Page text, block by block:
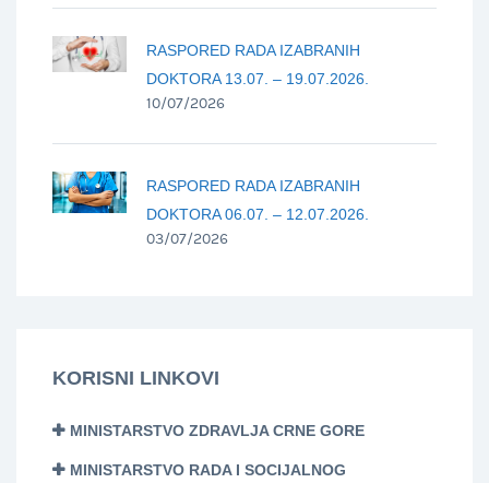
RASPORED RADA IZABRANIH
DOKTORA 13.07. – 19.07.2026.
10/07/2026
RASPORED RADA IZABRANIH
DOKTORA 06.07. – 12.07.2026.
03/07/2026
KORISNI LINKOVI
MINISTARSTVO ZDRAVLJA CRNE GORE
MINISTARSTVO RADA I SOCIJALNOG